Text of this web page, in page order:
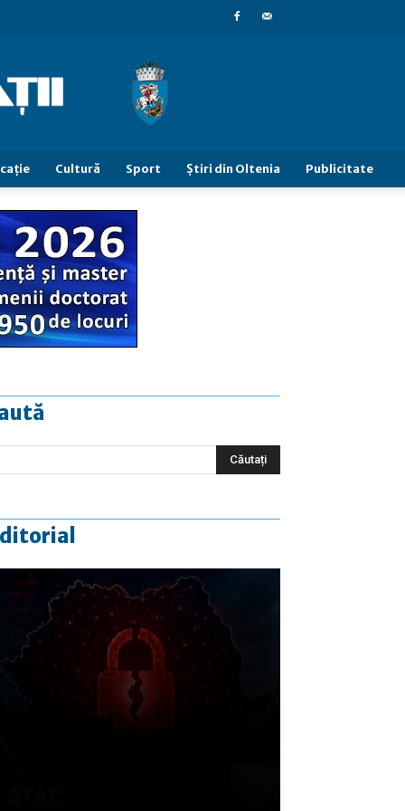
Cultură Sport Știri din Oltenia Publicitate